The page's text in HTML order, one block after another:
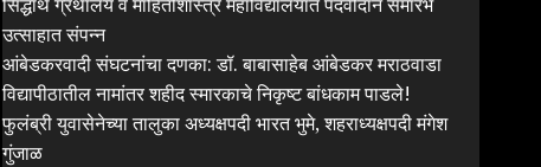
उत्साहात संपन्न
आंबेडकरवादी संघटनांचा दणका: डॉ. बाबासाहेब आंबेडकर मराठवाडा
विद्यापीठातील नामांतर शहीद स्मारकाचे निकृष्ट बांधकाम पाडले!
फुलंब्री युवासेनेच्या तालुका अध्यक्षपदी भारत भुमे, शहराध्यक्षपदी मंगेश
गुंजाळ